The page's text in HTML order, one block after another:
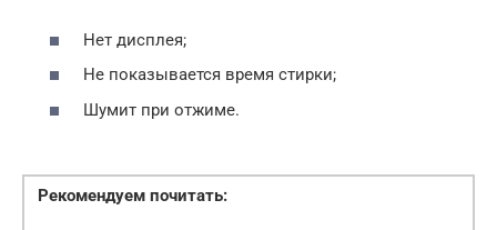
Нет дисплея;
Не показывается время стирки;
Шумит при отжиме.
Рекомендуем почитать: